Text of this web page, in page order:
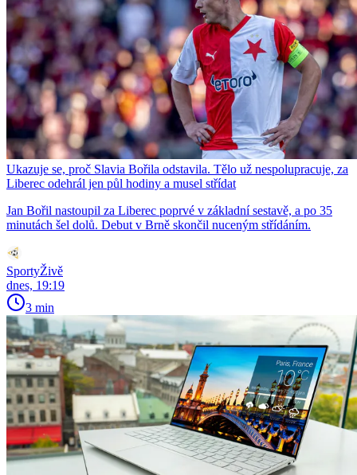
Ukazuje se, proč Slavia Bořila odstavila. Tělo už nespolupracuje, za
Liberec odehrál jen půl hodiny a musel střídat
Jan Bořil nastoupil za Liberec poprvé v základní sestavě, a po 35
minutách šel dolů. Debut v Brně skončil nuceným střídáním.
SportyŽivě
dnes, 19:19
3 min